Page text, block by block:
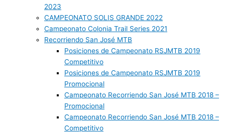
2023
CAMPEONATO SOLIS GRANDE 2022
Campeonato Colonia Trail Series 2021
Recorriendo San José MTB
Posiciones de Campeonato RSJMTB 2019
Competitivo
Posiciones de Campeonato RSJMTB 2019
Promocional
Campeonato Recorriendo San José MTB 2018 –
Promocional
Campeonato Recorriendo San José MTB 2018 –
Competitivo